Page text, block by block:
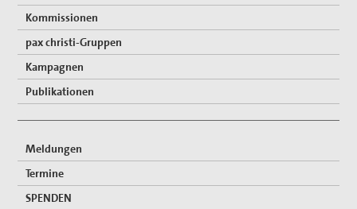
Kommissionen
pax christi-Gruppen
Kampagnen
Publikationen
Meldungen
Termine
SPENDEN